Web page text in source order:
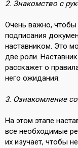
2. Знакомство с
Очень важно,
подписания
наставником. Это
две роли.
расскажет о
него ожидания.
3. Ознакомление
На этом этапе
все необходимые
их изучает, чтобы